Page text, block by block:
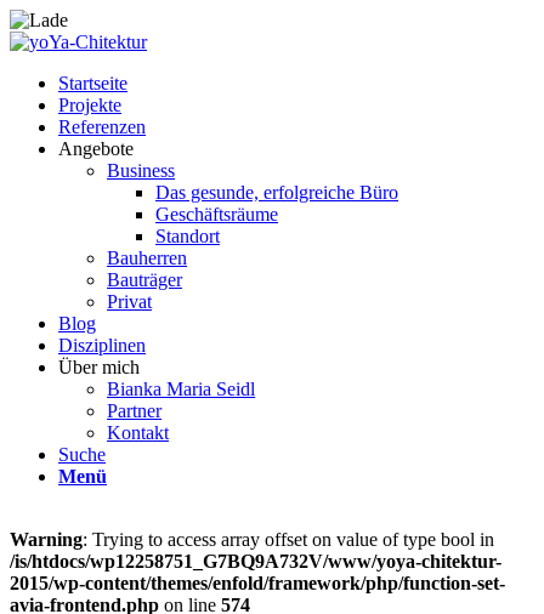
Startseite
Projekte
Referenzen
Angebote
Business
Das gesunde, erfolgreiche Büro
Geschäftsräume
Standort
Bauherren
Bauträger
Privat
Blog
Disziplinen
Über mich
Bianka Maria Seidl
Partner
Kontakt
Suche
Menü
Warning: Trying to access array offset on value of type bool in
/is/htdocs/wp12258751_G7BQ9A732V/www/yoya-chitektur-
2015/wp-content/themes/enfold/framework/php/function-set-
avia-frontend.php on line 574